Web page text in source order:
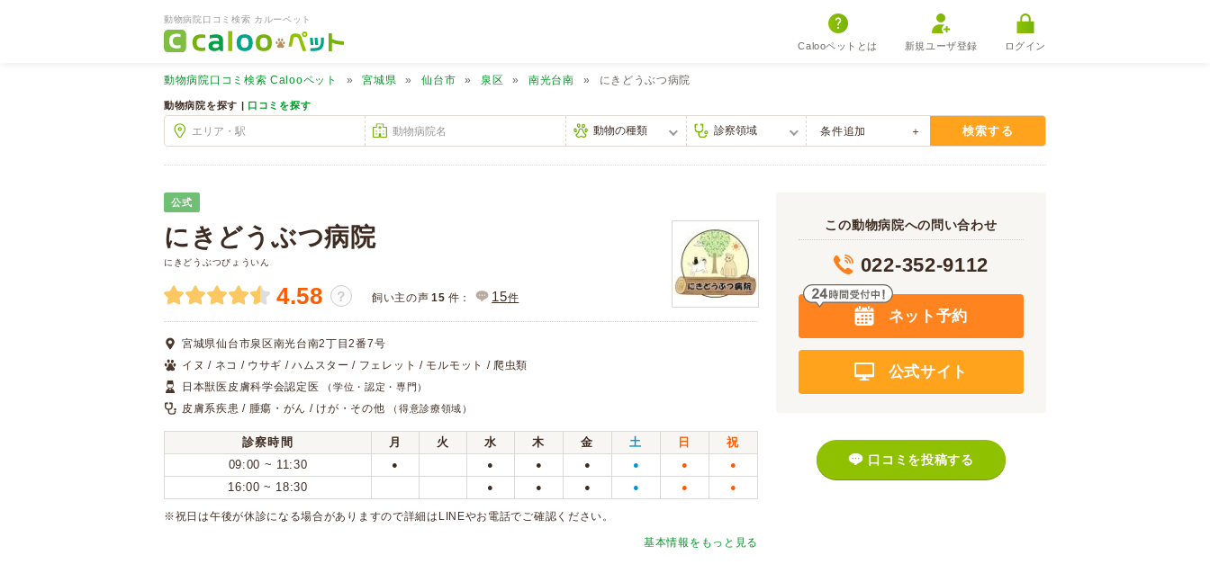
動物病院口コミ検索 カルーペット
Calooペットとは 新規ユーザ登録 ログイン
動物病院口コミ検索 Calooペット 宮城県 仙台市 泉区 南光台南 にきどうぶつ病院
動物病院を探す | 口コミを探す
条件追加 検索する
公式
にきどうぶつ病院
にきどうぶつびょういん
4.58 ？ 飼い主の声 15 件： 15件
宮城県仙台市泉区南光台南2丁目2番7号
イヌ / ネコ / ウサギ / ハムスター / フェレット / モルモット / 爬虫類
日本獣医皮膚科学会認定医
（学位・認定・専門）
皮膚系疾患 / 腫瘍・がん / けが・その他 （得意診療領域）
診察時間 月 火 水 木 金 土 日
祝
09:00 ~ 11:30
● ● ● ● ● ● ●
16:00 ~ 18:30 ● ● ● ● ● ●
※祝日は午後が休診になる場合がありますので詳細はLINEやお電話でご確認ください。
基本情報をもっと見る
この動物病院への問い合わせ
022-352-9112
ネット予約
公式サイト
口コミを投稿する